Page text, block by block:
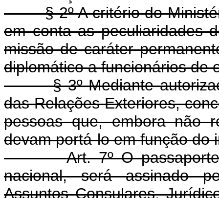
§ 2º A critério do
em conta as peculiaridades
missão de caráter
diplomático a funcionários de
§ 3º Mediante
das Relações Exteriores,
pessoas que, embora não
devam portá-lo em função do
Art. 7º O
nacional, será assinado
Assuntos Consulares,